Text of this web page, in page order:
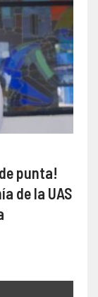
punta!
de la UAS